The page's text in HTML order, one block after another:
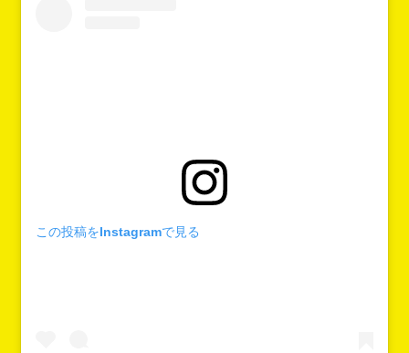
この投稿をInstagramで見る